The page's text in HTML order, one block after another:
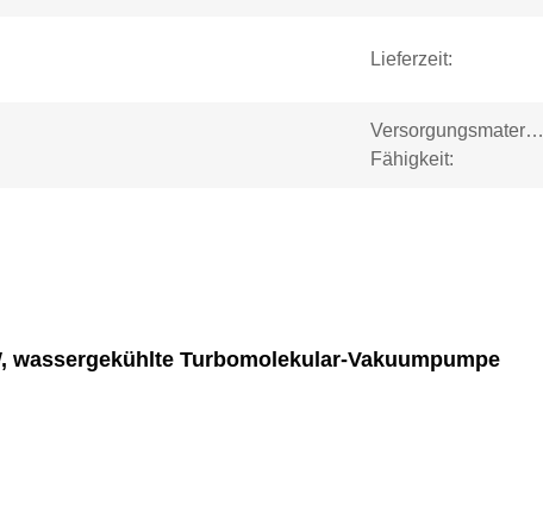
Lieferzeit:
Versorgungsmaterial-
Fähigkeit:
wassergekühlte Turbomolekular-Vakuumpumpe